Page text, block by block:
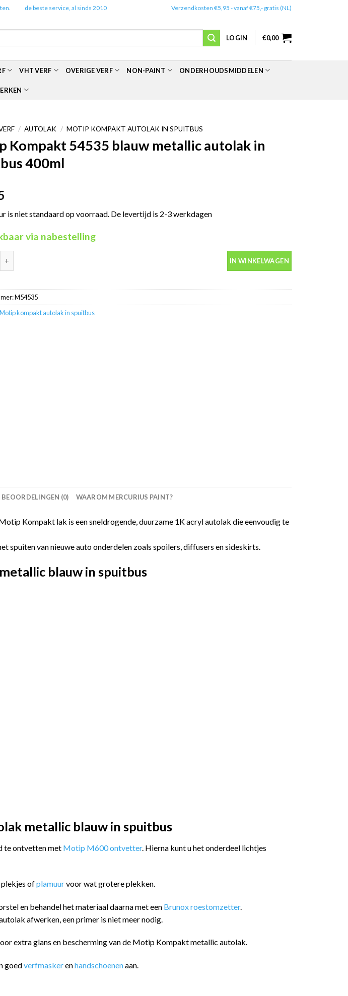
de beste service, al sinds 2010 Verzendkosten €5,95 - vanaf €75,- gratis (NL)
LOGIN €0,00
VHT VERF OVERIGE VERF NON-PAINT ONDERHOUDSMIDDELEN
/ AUTOLAK / MOTIP KOMPAKT AUTOLAK IN SPUITBUS
Kompakt 54535 blauw metallic autolak in
400ml
is niet standaard op voorraad. De levertijd is 2-3 werkdagen
via nabestelling
IN WINKELWAGEN
M54535
Motip kompakt autolak in spuitbus
BEOORDELINGEN (0) WAAROM MERCURIUS PAINT?
Kompakt lak is een sneldrogende, duurzame 1K acryl autolak die eenvoudig te
van nieuwe auto onderdelen zoals spoilers, diffusers en sideskirts.
blauw in spuitbus
metallic blauw in spuitbus
te ontvetten met Motip M600 ontvetter. Hierna kunt u het onderdeel lichtjes
ofplamuurvoor wat grotere plekken.
en behandel het materiaal daarna met een Brunox roestomzetter.
afwerken, een primer is niet meer nodig.
extra glans en bescherming van de Motip Kompakt metallic autolak.
goedverfmaskerenhandschoenenaan.